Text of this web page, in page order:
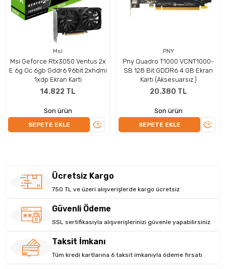
Profesyonel İş Yükleri İçin Güçlü Grafik Performansı
4 adet Mini DisplayPort çıkışı ile çoklu monitör kurulumlarını
Teknik Özellikler
Model
NVIDIA RTX 2000 Ada Generation
Arayüz
PCI Express 4.0 x8
Kart Yapısı
Full Height
Msi
Msi Geforce Rtx3050 Ventus 2x
E 6g Oc 6gb Gddr6 96bit 2xhdmi
1xdp Ekran Karti
14.822 TL
SEPETE EKLE
ÜRÜNÜ
Son ürün
PNY
Pny Quadro T1000 VCNT1000-
SB 128 Bit GDDR6 4 GB Ekran
Kartı (Aksesuarsız )
20.380 TL
SEPETE EKLE
Son ürün
Ücretsiz Kargo
750 TL ve üzeri alışverişlerde kargo ücretsiz
Güvenli Ödeme
SSL sertifikasıyla alışverişlerinizi güvenle yapabilirsiniz
Taksit İmkanı
Tüm kredi kartlarına 6 taksit imkanıyla ödeme fırsatı